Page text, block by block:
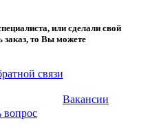
или сделали свой
заказ, то Вы можете
связи
Вакансии
вопрос